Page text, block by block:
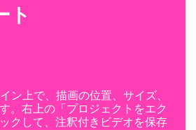
ト
ン上で、描画の位置、サイズ、
。右上の「プロジェクトをエク
クして、注釈付きビデオを保存